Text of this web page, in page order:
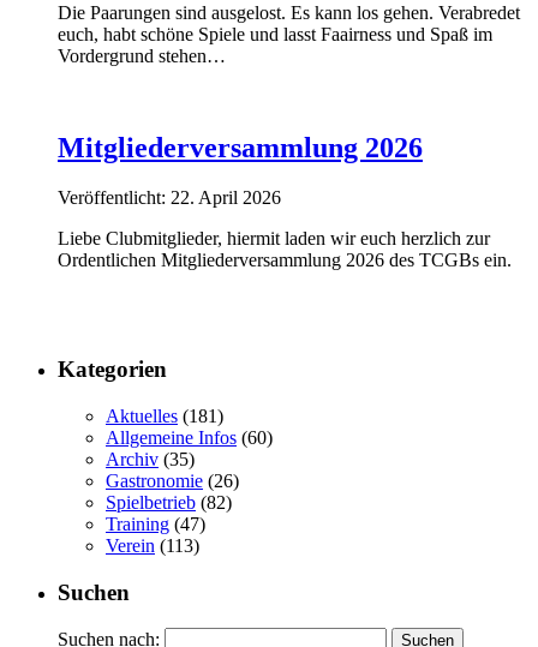
Die Paarungen sind ausgelost. Es kann los gehen. Verabredet
euch, habt schöne Spiele und lasst Faairness und Spaß im
Vordergrund stehen…
Mitgliederversammlung 2026
Veröffentlicht: 22. April 2026
Liebe Clubmitglieder, hiermit laden wir euch herzlich zur
Ordentlichen Mitgliederversammlung 2026 des TCGBs ein.
Kategorien
Aktuelles (181)
Allgemeine Infos (60)
Archiv (35)
Gastronomie (26)
Spielbetrieb (82)
Training (47)
Verein (113)
Suchen
Suchen nach: